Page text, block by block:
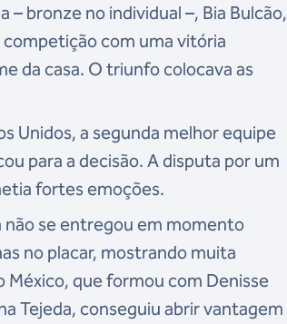
bronze no individual –, Bia Bulcão,
com uma vitória
da casa. O triunfo colocava as
Unidos, a segunda melhor equipe
para a decisão. A disputa por um
fortes emoções.
não se entregou em momento
no placar, mostrando muita
México, que formou com Denisse
Tejeda, conseguiu abrir vantagem